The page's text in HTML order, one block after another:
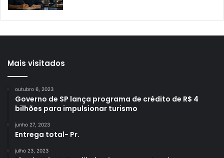
Mais visitados
outubro 6, 2023
Governo de SP lança programa de crédito de R$ 4
bilhões para impulsionar turismo
junho 27, 2023
Entrega total- Pr.
julho 23, 2023